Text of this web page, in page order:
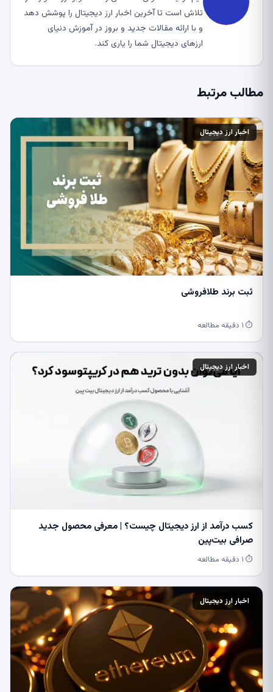
تلاش است تا آخرین اخبار ارز دیجیتال را پوشش دهد
و با ارائه مقالات جدید و بروز در آموزش دنیای
ارزهای دیجیتال شما را یاری کند.
مطالب مرتبط
اخبار ارز دیجیتال
ثبت برند طلافروشی
⏱ ۱ دقیقه مطالعه
اخبار ارز دیجیتال
کسب درآمد از ارز دیجیتال چیست؟ | معرفی محصول جدید
صرافی بیت‌پین
⏱ ۱ دقیقه مطالعه
اخبار ارز دیجیتال